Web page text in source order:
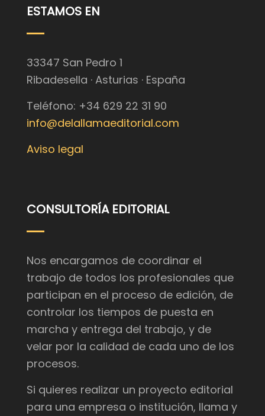
ESTAMOS EN
33347 San Pedro 1
Ribadesella · Asturias · España
Teléfono: +34 629 22 31 90
info@delallamaeditorial.com
Aviso legal
CONSULTORÍA EDITORIAL
Nos encargamos de coordinar el
trabajo de todos los profesionales que
participan en el proceso de edición, de
controlar los tiempos de puesta en
marcha y entrega del trabajo, y de
velar por la calidad de cada uno de los
procesos.
Si quieres realizar un proyecto editorial
para una empresa o institución, llama y